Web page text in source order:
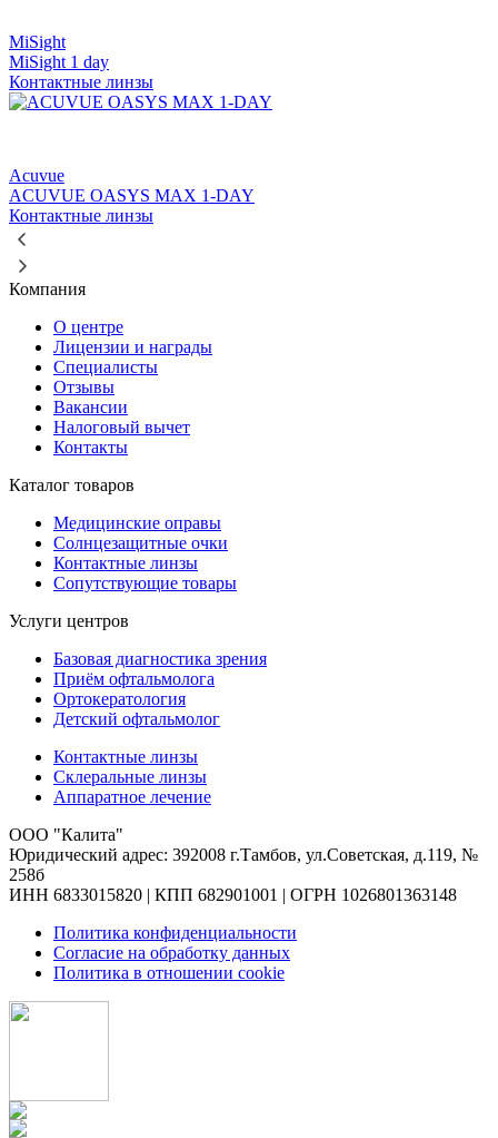
MiSight
MiSight 1 day
Контактные линзы
Acuvue
ACUVUE OASYS MAX 1-DAY
Контактные линзы
Компания
О центре
Лицензии и награды
Специалисты
Отзывы
Вакансии
Налоговый вычет
Контакты
Каталог товаров
Медицинские оправы
Солнцезащитные очки
Контактные линзы
Сопутствующие товары
Услуги центров
Базовая диагностика зрения
Приём офтальмолога
Ортокератология
Детский офтальмолог
Контактные линзы
Склеральные линзы
Аппаратное лечение
ООО "Калита"
Юридический адрес: 392008 г.Тамбов, ул.Советская, д.119, №
258б
ИНН 6833015820 | КПП 682901001 | ОГРН 1026801363148
Политика конфиденциальности
Согласие на обработку данных
Политика в отношении cookie